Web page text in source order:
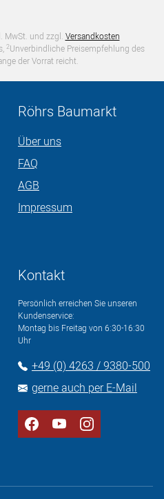
MwSt. und zzgl. Versandkosten
2Unverbindliche Preisempfehlung des
der Vorrat reicht.
Röhrs Baumarkt
Über uns
FAQ
AGB
Impressum
Kontakt
Persönlich erreichen Sie unseren
Kundenservice:
Montag bis Freitag von 6:30-16:30
Uhr
+49 (0) 4263 / 9380-500
gerne auch per E-Mail